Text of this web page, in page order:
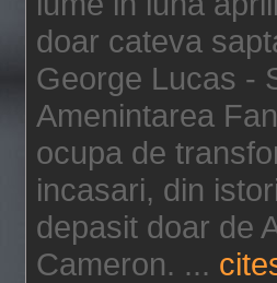
doar cateva
George Lucas -
Amenintarea
ocupa de
incasari, din
depasit doar de
Cameron. ...